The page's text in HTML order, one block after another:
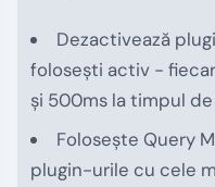
Dezactivează
folosești activ -
și 500ms la timpul
Folosește Query
plugin-urile cu cele